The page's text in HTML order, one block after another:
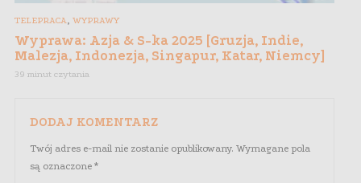
TELEPRACA, WYPRAWY
Wyprawa: Azja & S-ka 2025 [Gruzja, Indie,
Malezja, Indonezja, Singapur, Katar, Niemcy]
39 minut czytania
DODAJ KOMENTARZ
Twój adres e-mail nie zostanie opublikowany. Wymagane pola
są oznaczone *